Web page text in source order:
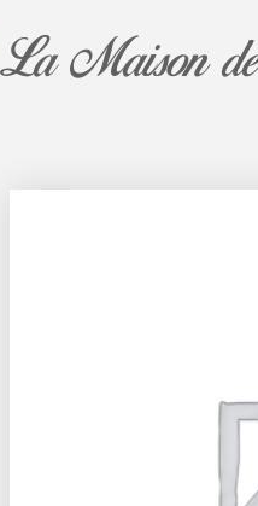
La Maison